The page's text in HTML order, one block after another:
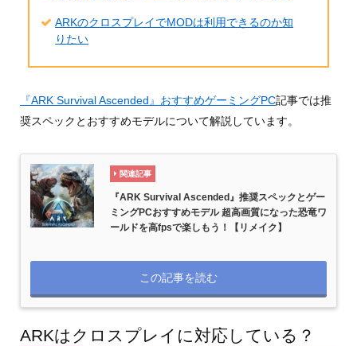
ARKのクロスプレイでMODは利用できるのか知
りたい
『ARK Survival Ascended』おすすめゲーミングPC記事では推
奨スペックとおすすめモデルについて解説しています。
関連記事
『ARK Survival Ascended』推奨スペックとゲー
ミングPCおすすめモデル 超高画質になった恐竜ワ
ールドを高fpsで楽しもう！【リメイク】
この記事を読む
ARKはクロスプレイに対応している？